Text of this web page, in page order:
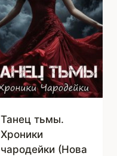
Танец тьмы.
Хроники
чародейки (Нова